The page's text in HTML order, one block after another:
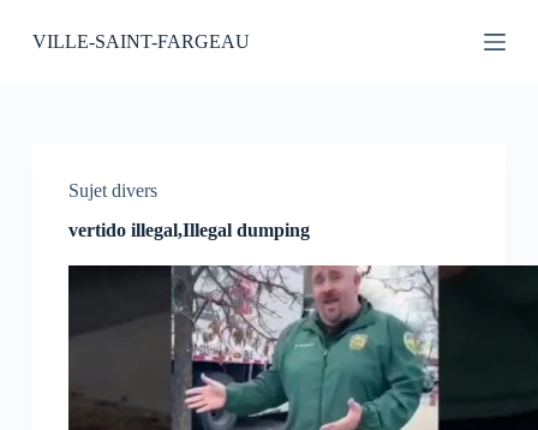
VILLE-SAINT-FARGEAU
Sujet divers
vertido illegal,Illegal dumping